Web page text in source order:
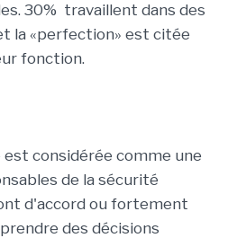
30% travaillent dans des
la «perfection» est citée
fonction.
considérée comme une
de la sécurité
d'accord ou fortement
des décisions